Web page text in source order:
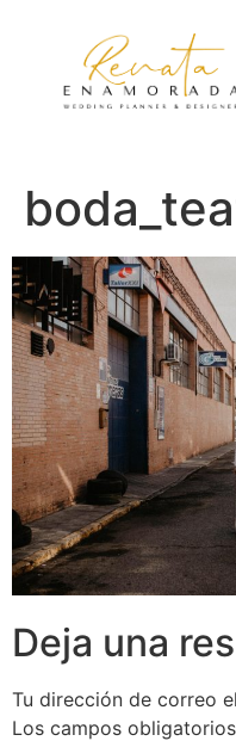
Deja una
Tu dirección de correo
Los campos